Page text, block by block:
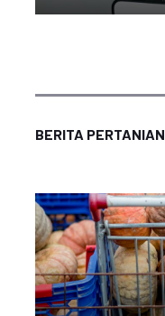
BERITA PERTANIAN